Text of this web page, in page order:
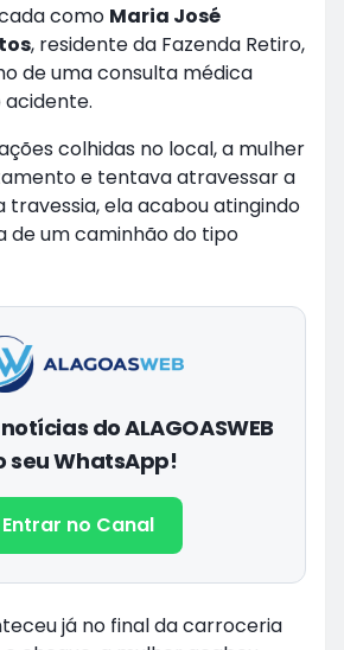
como Maria José
, residente da Fazenda Retiro,
de uma consulta médica
acidente.
colhidas no local, a mulher
e tentava atravessar a
travessia, ela acabou atingindo
de um caminhão do tipo
do ALAGOASWEB
seu WhatsApp!
Entrar no Canal
já no final da carroceria